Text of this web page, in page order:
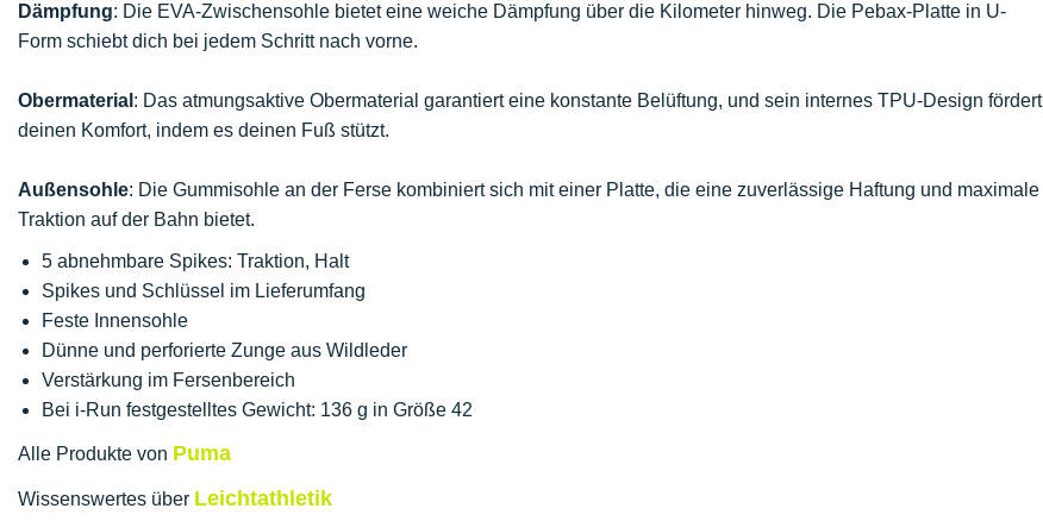
Dämpfung: Die EVA-Zwischensohle bietet eine weiche Dämpfung über die Kilometer hinweg. Die Pebax-Platte in U-
Form schiebt dich bei jedem Schritt nach vorne.
Obermaterial : Das atmungsaktive Obermaterial garantiert eine konstante Belüftung, und sein internes TPU-Design fördert
deinen Komfort, indem es deinen Fuß stützt.
Außensohle: Die Gummisohle an der Ferse kombiniert sich mit einer Platte, die eine zuverlässige Haftung und maximale
Traktion auf der Bahn bietet.
5 abnehmbare Spikes: Traktion, Halt
Spikes und Schlüssel im Lieferumfang
Feste Innensohle
Dünne und perforierte Zunge aus Wildleder
Verstärkung im Fersenbereich
Bei i-Run festgestelltes Gewicht: 136 g in Größe 42
Alle Produkte von Puma
Wissenswertes über Leichtathletik